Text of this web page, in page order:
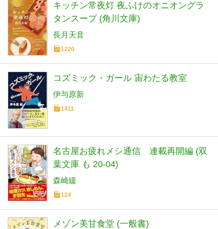
キッチン常夜灯 夜ふけのオニオングラ
タンスープ (角川文庫)
長月天音
1220
コズミック・ガール 宙わたる教室
伊与原新
1411
名古屋お疲れメシ通信 連載再開編 (双
葉文庫 も 20-04)
森崎緩
124
メゾン美甘食堂 (一般書)